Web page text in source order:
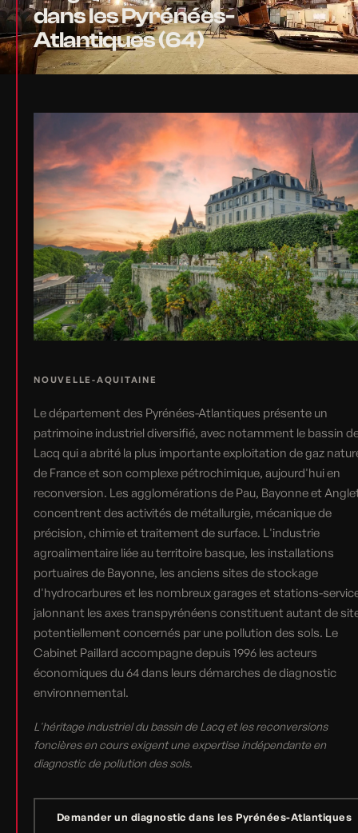
dans les Pyrénées-
Atlantiques (64)
NOUVELLE-AQUITAINE
Le département des Pyrénées-Atlantiques présente un
patrimoine industriel diversifié, avec notamment le bassin
Lacq qui a abrité la plus importante exploitation de gaz
de France et son complexe pétrochimique, aujourd'hui en
reconversion. Les agglomérations de Pau, Bayonne et
concentrent des activités de métallurgie, mécanique de
précision, chimie et traitement de surface. L'industrie
agroalimentaire liée au territoire basque, les installations
portuaires de Bayonne, les anciens sites de stockage
d'hydrocarbures et les nombreux garages et stations-
jalonnant les axes transpyrénéens constituent autant de
potentiellement concernés par une pollution des sols. Le
Cabinet Paillard accompagne depuis 1996 les acteurs
économiques du 64 dans leurs démarches de diagnostic
environnemental.
L'héritage industriel du bassin de Lacq et les reconversions
foncières en cours exigent une expertise indépendante en
diagnostic de pollution des sols.
Demander un diagnostic dans les Pyrénées-Atlantiques